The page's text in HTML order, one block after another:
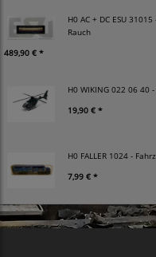
H0 AC + DC ESU
Rauch
489,90 € *
H0 WIKING 022 06 40
19,90 € *
H0 FALLER 1024 -
7,99 € *